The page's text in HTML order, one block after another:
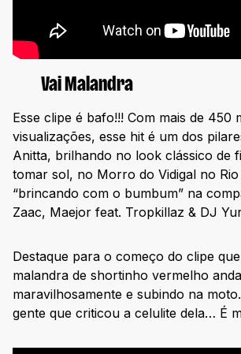
Vai Malandra
Esse clipe é bafo!!! Com mais de 450
visualizações, esse hit é um dos
Anitta, brilhando no look clássico de
tomar sol, no Morro do Vidigal no
“brincando com o bumbum” na
Zaac, Maejor feat. Tropkillaz & DJ
Destaque para o começo do clipe
malandra de shortinho vermelho
maravilhosamente e subindo na
gente que criticou a celulite dela… É